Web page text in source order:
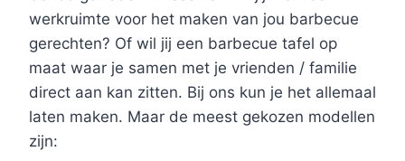
werkruimte voor het maken van jou barbecue
gerechten? Of wil jij een barbecue tafel op
maat waar je samen met je vrienden / familie
direct aan kan zitten. Bij ons kun je het allemaal
laten maken. Maar de meest gekozen modellen
zijn: